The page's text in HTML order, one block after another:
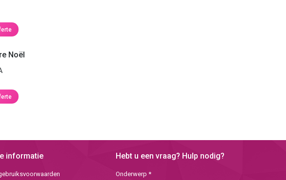
Noël
informatie Hebt u een vraag? Hulp nodig?
Onderwerp *